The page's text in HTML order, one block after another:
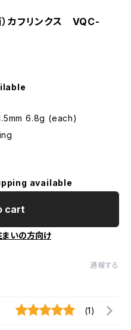
）カフリンクス VQC-
6.8g (each)
available
cart
いの方向け
通報する
(1)